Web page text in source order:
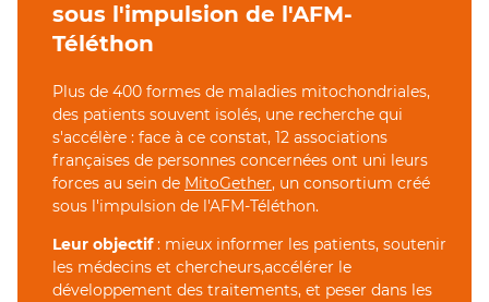
sous l'impulsion de l'AFM-
Téléthon
Plus de 400 formes de maladies mitochondriales,
des patients souvent isolés, une recherche qui
s'accélère : face à ce constat, 12 associations
françaises de personnes concernées ont uni leurs
forces au sein de MitoGether, un consortium créé
sous l'impulsion de l'AFM-Téléthon.
Leur objectif: mieux informer les patients, soutenir
les médecins et chercheurs,accélérer le
développement des traitements, et peser dans les